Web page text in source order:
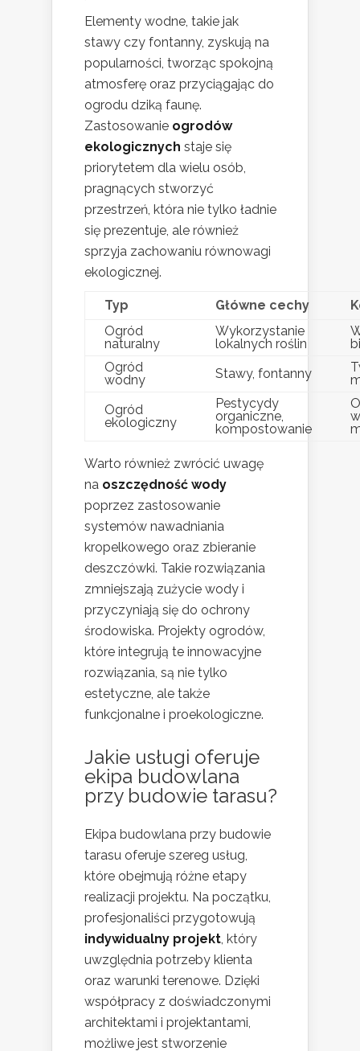
Elementy wodne, takie jak
stawy czy fontanny, zyskują na
popularności, tworząc spokojną
atmosferę oraz przyciągając do
ogrodu dziką faunę.
Zastosowanie ogrodów
ekologicznych staje się
priorytetem dla wielu osób,
pragnących stworzyć
przestrzeń, która nie tylko ładnie
się prezentuje, ale również
sprzyja zachowaniu równowagi
ekologicznej.
Typ Główne cechy
Ogród
naturalny
Wykorzystanie
lokalnych roślin
Ogród
wodny
Stawy, fontanny
Ogród
ekologiczny
Pestycydy
organiczne,
kompostowanie
Warto również zwrócić uwagę
na oszczędność wody
poprzez zastosowanie
systemów nawadniania
kropelkowego oraz zbieranie
deszczówki. Takie rozwiązania
zmniejszają zużycie wody i
przyczyniają się do ochrony
środowiska. Projekty ogrodów,
które integrują te innowacyjne
rozwiązania, są nie tylko
estetyczne, ale także
funkcjonalne i proekologiczne.
Jakie usługi oferuje
ekipa budowlana
przy budowie tarasu?
Ekipa budowlana przy budowie
tarasu oferuje szereg usług,
które obejmują różne etapy
realizacji projektu. Na początku,
profesjonaliści przygotowują
indywidualny projekt , który
uwzględnia potrzeby klienta
oraz warunki terenowe. Dzięki
współpracy z doświadczonymi
architektami i projektantami,
możliwe jest stworzenie